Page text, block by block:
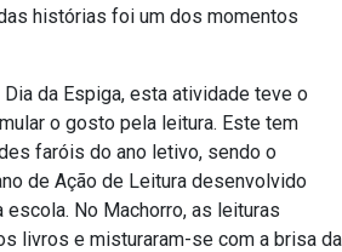
histórias foi um dos momentos
da Espiga, esta atividade teve o
o gosto pela leitura. Este tem
faróis do ano letivo, sendo o
de Ação de Leitura desenvolvido
escola. No Machorro, as leituras
livros e misturaram-se com a brisa da